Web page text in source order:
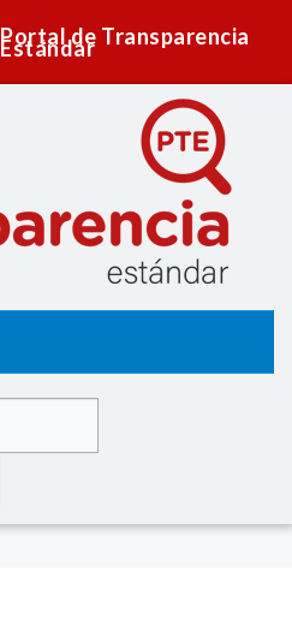
Portal de Transparencia
Estándar